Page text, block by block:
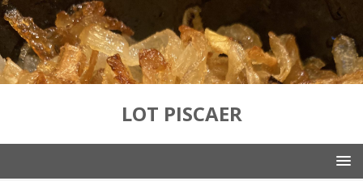
LOT PISCAER